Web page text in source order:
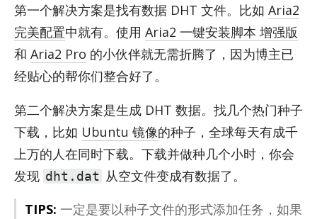
第一个解决方案是找有数据 DHT 文件。比如 Aria2
完美配置中就有。使用 Aria2 一键安装脚本 增强版
和 Aria2 Pro 的小伙伴就无需折腾了，因为博主已
经贴心的帮你们整合好了。
第二个解决方案是生成 DHT 数据。找几个热门种子
下载，比如 Ubuntu 镜像的种子，全球每天有成千
上万的人在同时下载。下载并做种几个小时，你会
发现 dht.dat 从空文件变成有数据了。
TIPS: 一定是要以种子文件的形式添加任务，如果